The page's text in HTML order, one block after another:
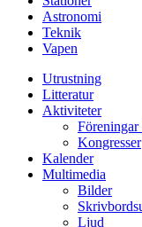
Astronomi
Teknik
Vapen
Utrustning
Litteratur
Aktiviteter
Kongresser
Kalender
Multimedia
Bilder
Ljud